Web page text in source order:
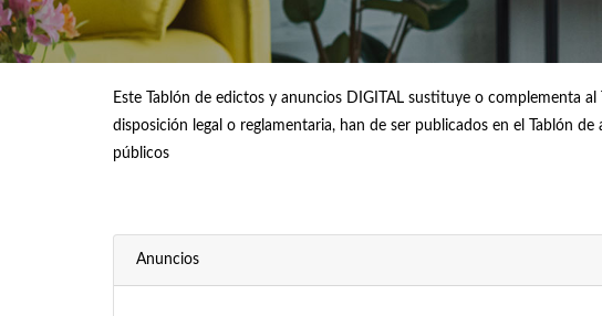
Este Tablón de edictos y anuncios DIGITAL sustituye o complementa
disposición legal o reglamentaria, han de ser publicados en el Tablón
públicos
Anuncios